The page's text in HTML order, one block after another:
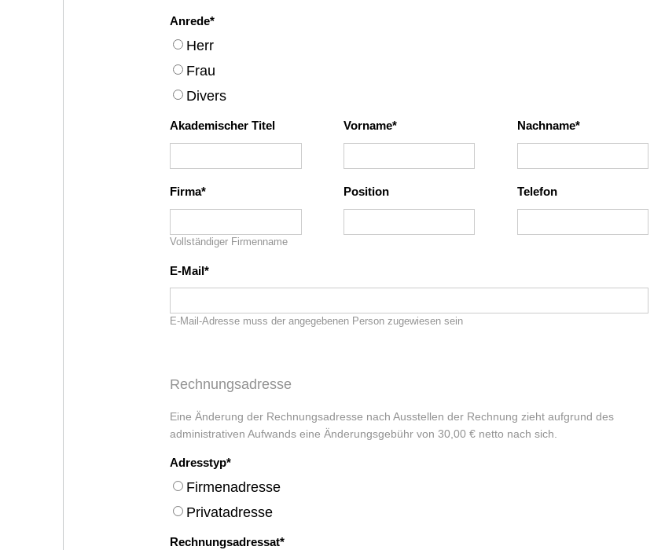
Anrede
Herr
Frau
Divers
Akademischer Titel Vorname Nachname
Firma
Vollständiger Firmenname
Position Telefon
E-Mail
E-Mail-Adresse muss der angegebenen Person zugewiesen sein
Rechnungsadresse
Eine Änderung der Rechnungsadresse nach Ausstellen der Rechnung zieht aufgrund des
administrativen Aufwands eine Änderungsgebühr von 30,00 € netto nach sich.
Adresstyp
Firmenadresse
Privatadresse
Rechnungsadressat